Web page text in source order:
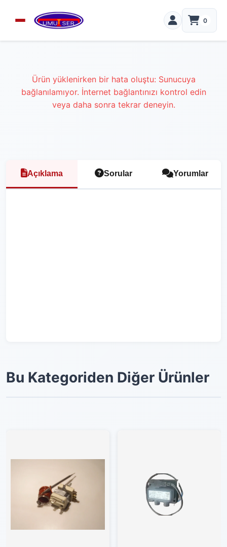
0
Ürün yüklenirken bir hata oluştu: Sunucuya
bağlanılamıyor. İnternet bağlantınızı kontrol edin
veya daha sonra tekrar deneyin.
Açıklama Sorular Yorumlar
Bu Kategoriden Diğer Ürünler